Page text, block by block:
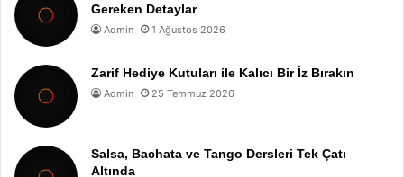
Gereken Detaylar
Admin 1 Ağustos 2026
Zarif Hediye Kutuları ile Kalıcı Bir İz Bırakın
Admin 25 Temmuz 2026
Salsa, Bachata ve Tango Dersleri Tek Çatı
Altında